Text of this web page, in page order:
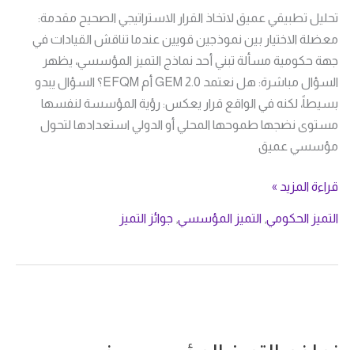
تحليل تطبيقي عميق لاتخاذ القرار الاستراتيجي الصحيح مقدمة:
معضلة الاختيار بين نموذجين قويين عندما تناقش القيادات في
جهة حكومية مسألة تبني أحد نماذج التميز المؤسسي، يظهر
السؤال مباشرة: هل نعتمد GEM 2.0 أم EFQM؟ السؤال يبدو
بسيطاً، لكنه في الواقع قرار يعكس: رؤية المؤسسة لنفسها
مستوى نضجها طموحها المحلي أو الدولي استعدادها لتحول
مؤسسي عميق
و
EFQM؟
قراءة المزيد »
التميز الحكومي التميز المؤسسي جوائز التميز